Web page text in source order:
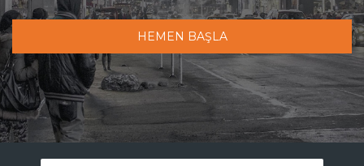
HEMEN BAŞLA